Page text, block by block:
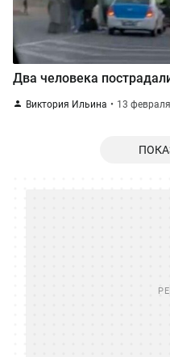
Два человека
Виктория Ильина 13